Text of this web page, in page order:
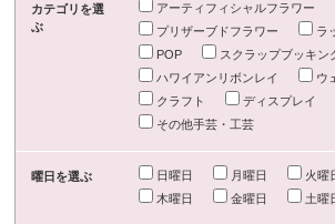
カテゴリを選
ぶ
アーティフィシャルフラワー
プリザーブドフラワー
ラ
POP
スクラップブッキン
ハワイアンリボンレイ
ウ
クラフト
ディスプレイ
その他手芸・工芸
曜日を選ぶ 日曜日 月曜日 火曜
木曜日
金曜日 土曜